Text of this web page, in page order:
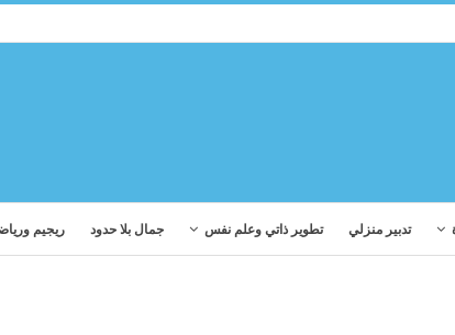
تدبير منزلي تطوير ذاتي وعلم نفس جمال بلا حدود ريجيم